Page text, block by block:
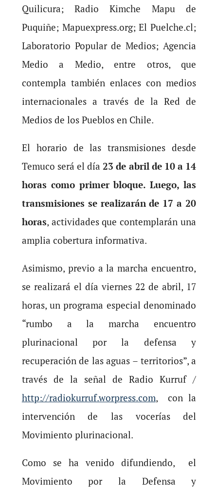
Quilicura; Radio Kimche Mapu de
Puquiñe; Mapuexpress.org; El Puelche.cl;
Laboratorio Popular de Medios; Agencia
Medio a Medio, entre otros, que
contempla también enlaces con medios
internacionales a través de la Red de
Medios de los Pueblos en Chile.
El horario de las transmisiones desde
Temuco será el día 23 de abril de 10 a 14
horas como primer bloque. Luego, las
transmisiones se realizarán de 17 a 20
horas, actividades que contemplarán una
amplia cobertura informativa.
Asimismo, previo a la marcha encuentro,
se realizará el día viernes 22 de abril, 17
horas, un programa especial denominado
“rumbo a la marcha encuentro
plurinacional por la defensa y
recuperación de las aguas – territorios”, a
través de la señal de Radio Kurruf /
http://radiokurruf.worpress.com, con la
intervención de las vocerías del
Movimiento plurinacional.
Como se ha venido difundiendo, el
Movimiento por la Defensa y